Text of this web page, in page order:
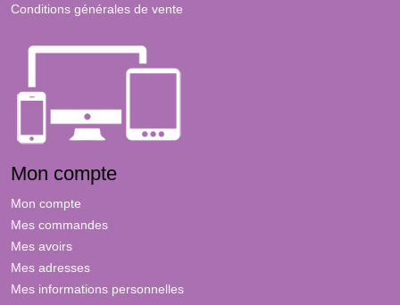
Conditions générales de vente
Mon compte
Mon compte
Mes commandes
Mes avoirs
Mes adresses
Mes informations personnelles